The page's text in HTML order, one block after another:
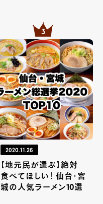
2020.11.26
【地元民が選ぶ】絶対
食べてほしい！ 仙台・宮
城の人気ラーメン10選